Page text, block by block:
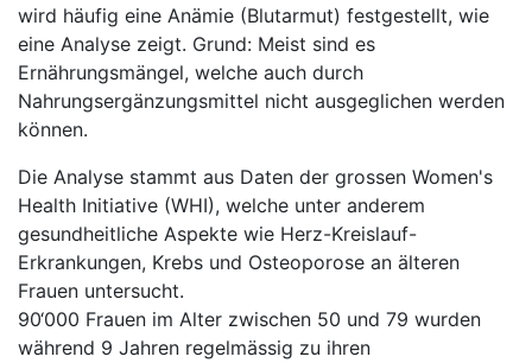
Rubriken
wird häufig eine Anämie (Blutarmut) festgestellt, wie
eine Analyse zeigt. Grund: Meist sind es
Ernährungsmängel, welche auch durch
Nahrungsergänzungsmittel nicht ausgeglichen werden
können.
Die Analyse stammt aus Daten der grossen Women's
Health Initiative (WHI), welche unter anderem
gesundheitliche Aspekte wie Herz-Kreislauf-
Erkrankungen, Krebs und Osteoporose an älteren
Frauen untersucht.
90‘000 Frauen im Alter zwischen 50 und 79 wurden
während 9 Jahren regelmässig zu ihren